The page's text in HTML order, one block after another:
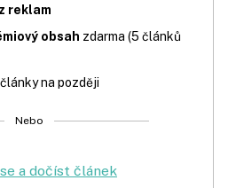
reklam
obsah zdarma (5 článků
na později
Nebo
a dočíst článek